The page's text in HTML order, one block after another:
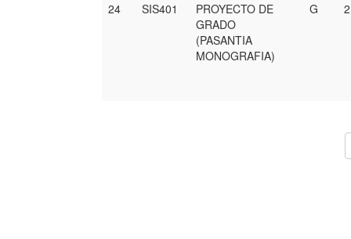
24
SIS401
PROYECTO DE
GRADO
(PASANTIA
MONOGRAFIA)
G